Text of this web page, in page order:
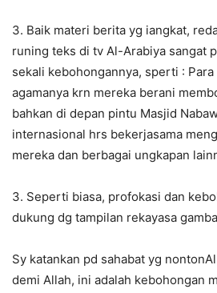
3. Baik materi berita yg iangkat,
runing teks di tv Al-Arabiya sangat
sekali kebohongannya, sperti :
agamanya krn mereka berani
bahkan di depan pintu Masjid
internasional hrs bekerjasama
mereka dan berbagai ungkapan
3. Seperti biasa, profokasi dan
dukung dg tampilan rekayasa
Sy katankan pd sahabat yg
demi Allah, ini adalah kebohongan